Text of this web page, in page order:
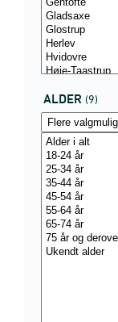
ALDER (9)